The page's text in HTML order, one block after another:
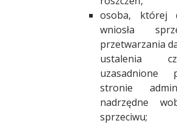
osoba, której
wniosła
przetwarzania
ustalenia
uzasadnione
stronie
nadrzędne
sprzeciwu;